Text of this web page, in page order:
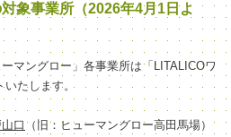
象事業所（2026年4月1日よ
マングロー」各事業所は「LITALICOワ
いたします。
口 （旧：ヒューマングロー高田馬場）